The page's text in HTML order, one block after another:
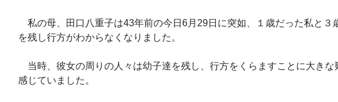
私の母、田口八重子は43年前の今日6月29日に突如、１歳だった私と３
を残し行方がわからなくなりました。
当時、彼女の周りの人々は幼子達を残し、行方をくらますことに大きな
感じていました。